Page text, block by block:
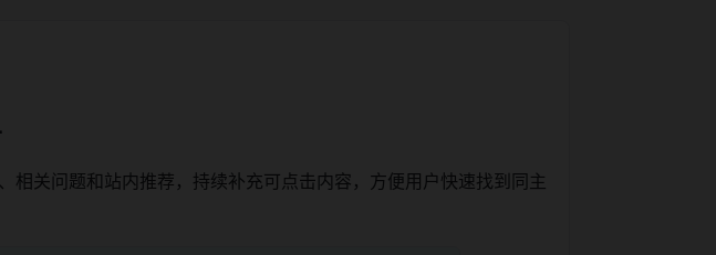
关问题和站内推荐，持续补充可点击内容，方便用户快速找到同主